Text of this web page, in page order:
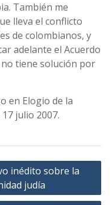
También me
lleva el conflicto
de colombianos, y
adelante el Acuerdo
tiene solución por
en Elogio de la
julio 2007.
inédito sobre la
judí­a